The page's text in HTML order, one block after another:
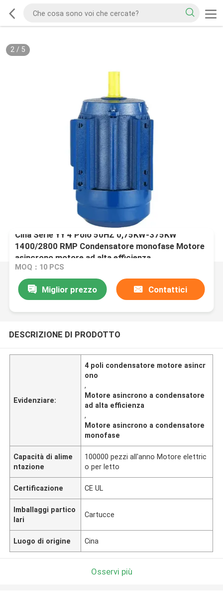
2/ 5
Cina Serie YY 4 Polo 50HZ 0,75KW-375KW
1400/2800 RMP Condensatore monofase Motore
asincrono,motore ad alta efficienza
MOQ：10 PCS
Miglior prezzo Contattici
DESCRIZIONE DI PRODOTTO
Evidenziare:
4 poli condensatore motore asincr
ono
,
Motore asincrono a condensatore
ad alta efficienza
,
Motore asincrono a condensatore
monofase
Capacità di alime
ntazione
100000 pezzi all'anno Motore elettric
o per letto
Certificazione CE UL
Imballaggi partico
lari
Cartucce
Luogo di origine Cina
Osservi più